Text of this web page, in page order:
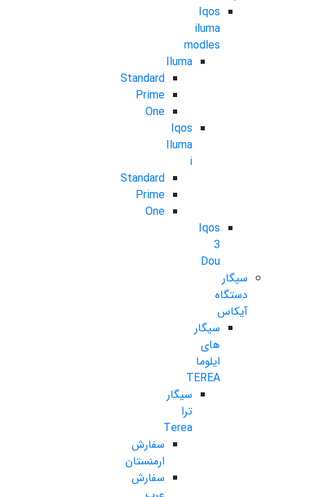
Iqos
iluma
modles
Iluma
Standard
Prime
One
Iqos
Iluma
i
Standard
Prime
One
Iqos
3
Dou
سیگار
دستگاه
آیکاس
سیگار
های
ایلوما
TEREA
سیگار
ترا
Terea
سفارش
ارمنستان
سفارش